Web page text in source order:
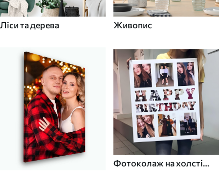
Ліси та дерева Живопис
Фотоколаж на холсті